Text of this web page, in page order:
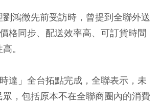
鴻徵先前受訪時，曾提到全聯外送
價格同步、配送效率高、可訂貨時間
高。
達」全台拓點完成，全聯表示，未
，包括原本不在全聯商圈內的消費